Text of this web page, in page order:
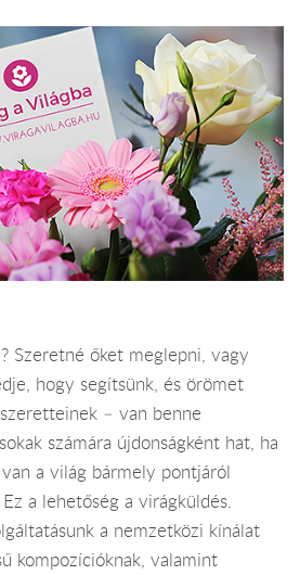
Szeretné őket meglepni, vagy
hogy segítsünk, és örömet
– van benne
számára újdonságként hat, ha
a világ bármely pontjáról
a lehetőség a virágküldés.
a nemzetközi kínálat
kompozícióknak, valamint